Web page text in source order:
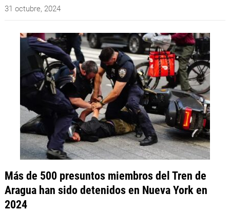
31 octubre, 2024
Más de 500 presuntos miembros del Tren de
Aragua han sido detenidos en Nueva York en
2024